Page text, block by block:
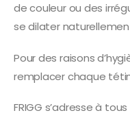
de couleur ou des
se dilater
Pour des raisons
remplacer chaque
FRIGG s’adresse à